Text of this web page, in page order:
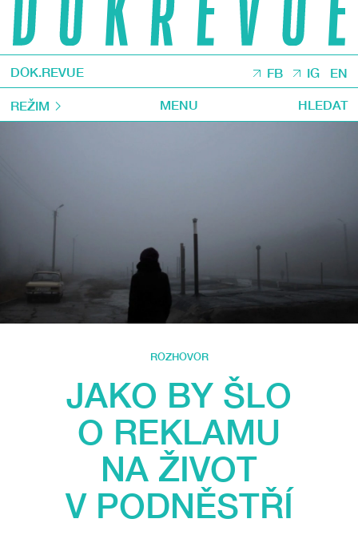
DOK.REVUE FB IG EN
REŽIM MENU HLEDAT
ROZHOVOR
JAKO BY ŠLO
O REKLAMU
NA ŽIVOT
V PODNĚSTŘÍ